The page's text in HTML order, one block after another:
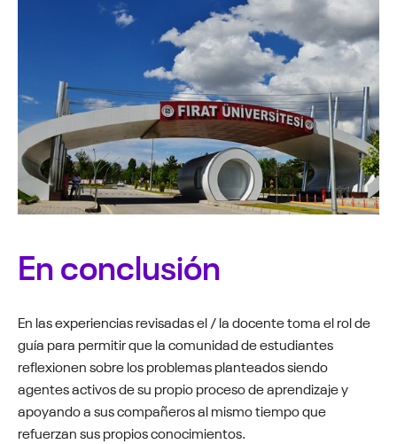
En conclusión
En las experiencias revisadas el / la docente toma el rol de
guía para permitir que la comunidad de estudiantes
reflexionen sobre los problemas planteados siendo
agentes activos de su propio proceso de aprendizaje y
apoyando a sus compañeros al mismo tiempo que
refuerzan sus propios conocimientos.